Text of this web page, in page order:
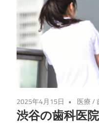
2025年4月15日 医療/
渋谷の歯科医